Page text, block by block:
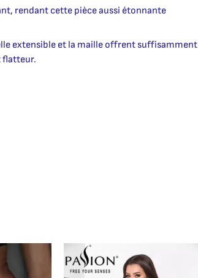
rendant cette pièce aussi étonnante
extensible et la maille offrent suffisamment
flatteur.